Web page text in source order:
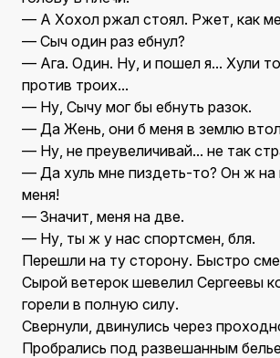
— А Хохол ржал стоял. Ржет, как
— Сыч один раз ебнул?
— Ага. Один. Ну, и пошел я... Хули
против троих...
— Ну, Сычу мог бы ебнуть разок.
— Да Жень, они б меня в землю
— Ну, не преувеличивай... не так
— Да хуль мне пиздеть-то? Он ж на
меня!
— Значит, меня на две.
— Ну, ты ж у нас спортсмен, бля.
Перешли на ту сторону. Быстро
Сырой ветерок шевелил Сергеевы
горели в полную силу.
Свернули, двинулись через
Пробрались под развешанным